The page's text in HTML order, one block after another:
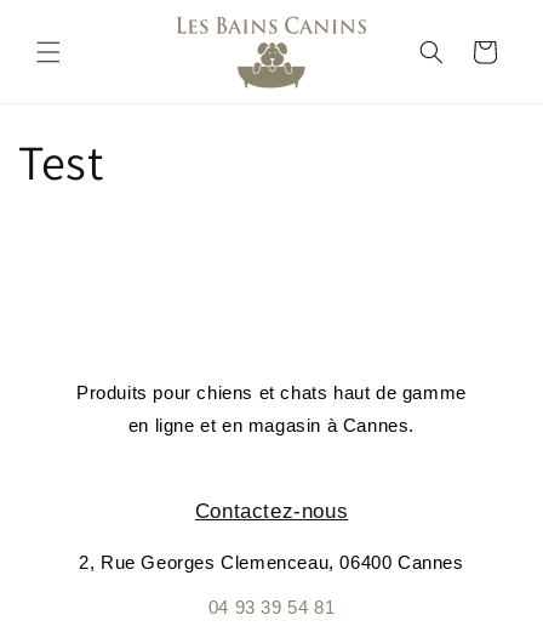
Inhalt
Warenkorb
Test
Produits pour chiens et chats haut de gamme
en ligne et en magasin à Cannes.
Contactez-nous
2, Rue Georges Clemenceau, 06400 Cannes
04 93 39 54 81